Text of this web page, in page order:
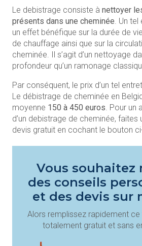
Le debistrage consiste à nettoyer
présents dans une cheminée . Un
un effet bénéfique sur la durée de
de chauffage ainsi que sur la
cheminée. Il s’agit d’un nettoyage
profondeur qu’un ramonage
Par conséquent, le prix d’un tel
Le débistrage de cheminée en
moyenne 150 à 450 euros . Pour
d’un debistrage de cheminée, faites
devis gratuit en cochant le bouton
Vous souhaitez
des conseils
et des devis sur
Alors remplissez rapidement ce
totalement gratuit et sans